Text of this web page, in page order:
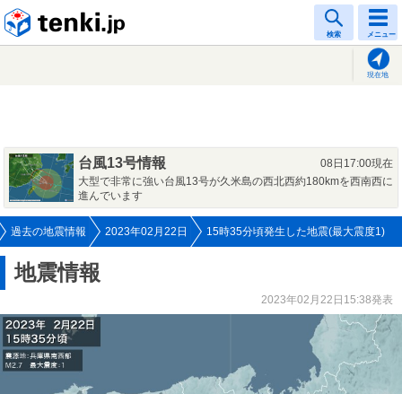
検索 メニュー
現在地
台風13号情報
08日17:00現在
大型で非常に強い台風13号が久米島の西北西約180kmを西南西に
進んでいます
過去の地震情報 2023年02月22日 15時35分頃発生した地震(最大震度1)
地震情報
2023年02月22日15:38発表